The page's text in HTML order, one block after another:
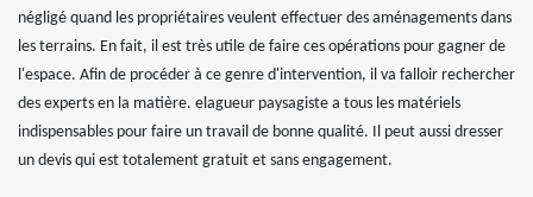
négligé quand les propriétaires veulent effectuer des aménagements dans
les terrains. En fait, il est très utile de faire ces opérations pour gagner de
l'espace. Afin de procéder à ce genre d'intervention, il va falloir rechercher
des experts en la matière. elagueur paysagiste a tous les matériels
indispensables pour faire un travail de bonne qualité. Il peut aussi dresser
un devis qui est totalement gratuit et sans engagement.